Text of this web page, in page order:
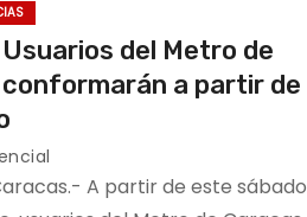
del Metro de
a partir de
A partir de este sábado